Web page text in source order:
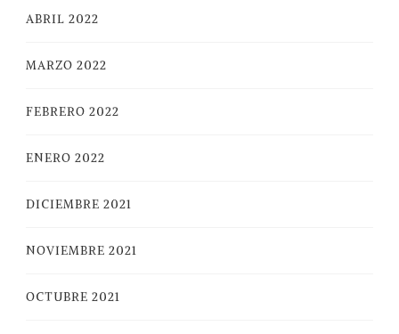
ABRIL 2022
MARZO 2022
FEBRERO 2022
ENERO 2022
DICIEMBRE 2021
NOVIEMBRE 2021
OCTUBRE 2021